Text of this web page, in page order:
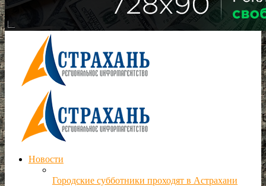
Новости
Городские субботники проходят в Астрахани